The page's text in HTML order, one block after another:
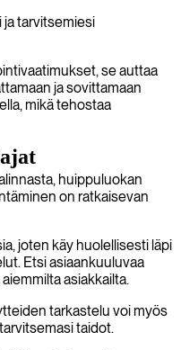
ja tarvitsemiesi
se auttaa
ja sovittamaan
mikä tehostaa
huippuluokan
on ratkaisevan
joten käy huolellisesti läpi
Etsi asiaankuuluvaa
asiakkailta.
tarkastelu voi myös
taidot.